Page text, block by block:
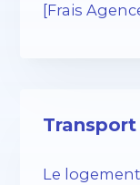
[Frais
Transport
Le